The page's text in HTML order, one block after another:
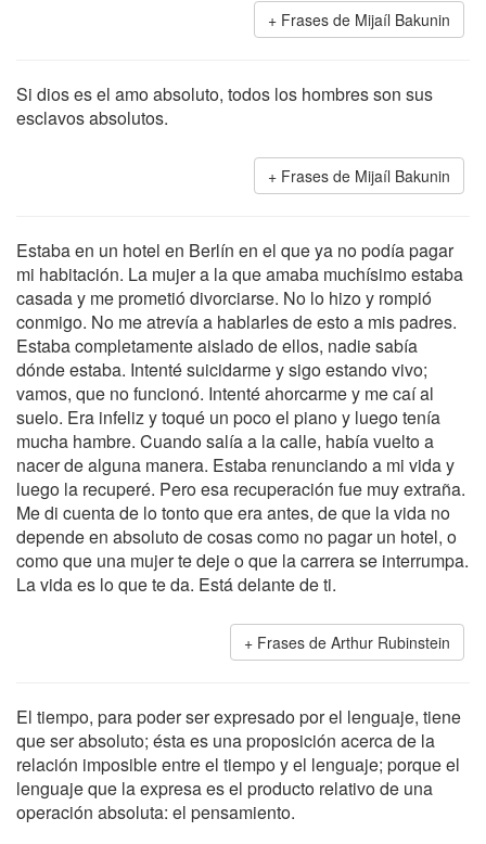
Frases de Mijaíl Bakunin
Si dios es el amo absoluto, todos los hombres son sus
esclavos absolutos.
Frases de Mijaíl Bakunin
Estaba en un hotel en Berlín en el que ya no podía pagar
mi habitación. La mujer a la que amaba muchísimo estaba
casada y me prometió divorciarse. No lo hizo y rompió
conmigo. No me atrevía a hablarles de esto a mis padres.
Estaba completamente aislado de ellos, nadie sabía
dónde estaba. Intenté suicidarme y sigo estando vivo;
vamos, que no funcionó. Intenté ahorcarme y me caí al
suelo. Era infeliz y toqué un poco el piano y luego tenía
mucha hambre. Cuando salía a la calle, había vuelto a
nacer de alguna manera. Estaba renunciando a mi vida y
luego la recuperé. Pero esa recuperación fue muy extraña.
Me di cuenta de lo tonto que era antes, de que la vida no
depende en absoluto de cosas como no pagar un hotel, o
como que una mujer te deje o que la carrera se interrumpa.
La vida es lo que te da. Está delante de ti.
Frases de Arthur Rubinstein
El tiempo, para poder ser expresado por el lenguaje, tiene
que ser absoluto; ésta es una proposición acerca de la
relación imposible entre el tiempo y el lenguaje; porque el
lenguaje que la expresa es el producto relativo de una
operación absoluta: el pensamiento.